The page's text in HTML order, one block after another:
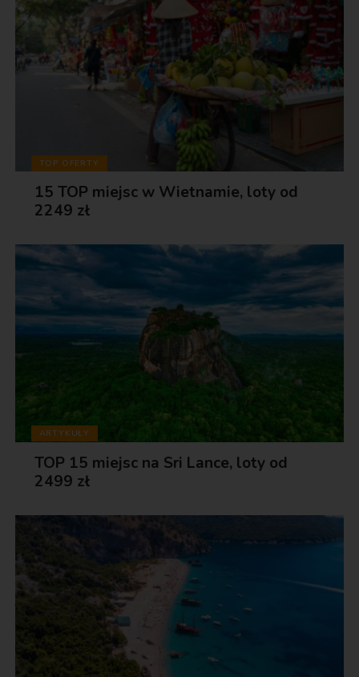
TOP OFERTY
15 TOP miejsc w Wietnamie, loty od
2249 zł
ARTYKUŁY
TOP 15 miejsc na Sri Lance, loty od
2499 zł